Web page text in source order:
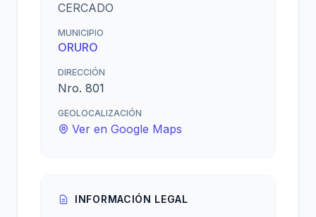
CERCADO
MUNICIPIO
ORURO
DIRECCIÓN
Nro. 801
GEOLOCALIZACIÓN
Ver en Google Maps
INFORMACIÓN LEGAL